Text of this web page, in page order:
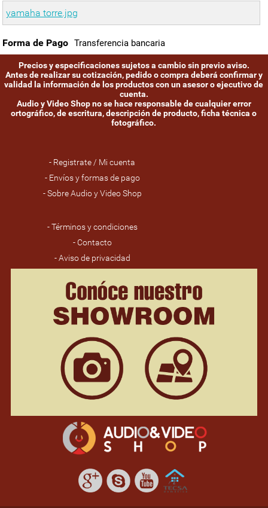
yamaha torre.jpg
Forma de Pago Transferencia bancaria
Precios y especificaciones sujetos a cambio sin previo aviso.
Antes de realizar su cotización, pedido o compra deberá confirmar y
validad la información de los productos con un asesor o ejecutivo de
cuenta.
Audio y Video Shop no se hace responsable de cualquier error
ortográfico, de escritura, descripción de producto, ficha técnica o
fotográfico.
- Registrate / Mi cuenta
- Envíos y formas de pago
- Sobre Audio y Video Shop
- Términos y condiciones
- Contacto
- Aviso de privacidad